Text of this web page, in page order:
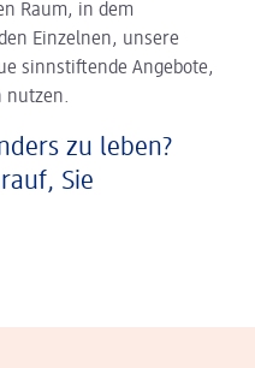
Raum, in dem
Einzelnen, unsere
sinnstiftende Angebote,
nutzen.
zu leben?
Sie